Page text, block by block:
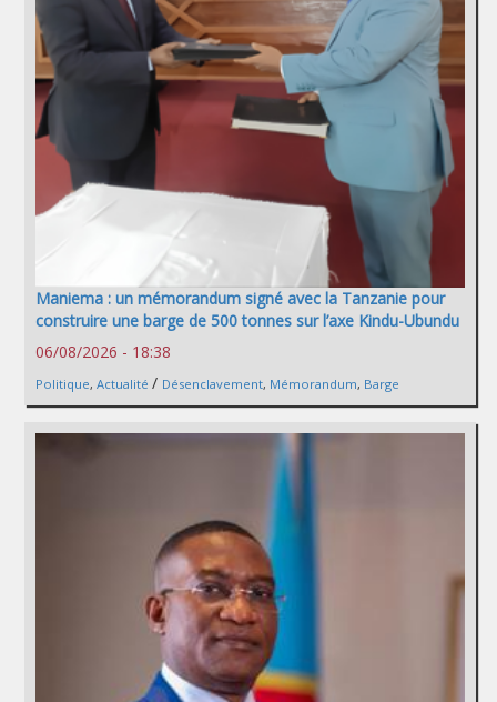
Maniema : un mémorandum signé avec la Tanzanie pour
construire une barge de 500 tonnes sur l’axe Kindu-Ubundu
06/08/2026 - 18:38
Politique, Actualité / Désenclavement, Mémorandum, Barge